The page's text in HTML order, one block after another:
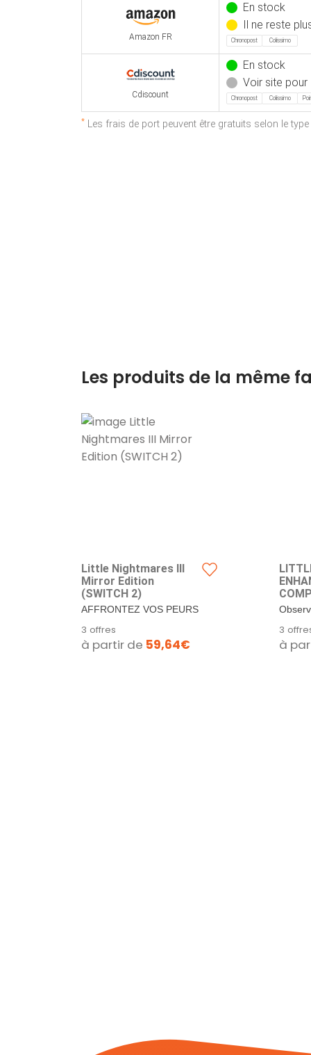
Amazon FR
En stock
Il ne reste
Chronopost Colissimo
Cdiscount
En stock
Voir site pour
Chronopost Colissimo
* Les frais de port peuvent être gratuits selon le
Les produits de la même
Little Nightmares III
Mirror Edition
(SWITCH 2)
AFFRONTEZ VOS PEURS
Choisissez entre deux...
3 offres
à partir de 59,64€
3
à